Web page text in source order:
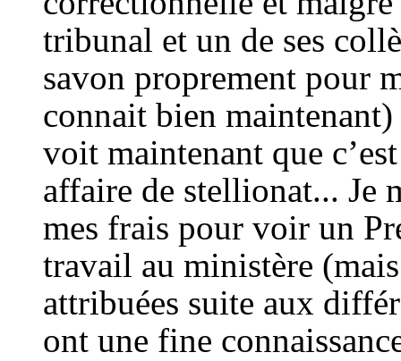
tribunal et un de ses
savon proprement pour
connait bien maintenant)
voit maintenant que
affaire de stellionat... Je
mes frais pour voir un
travail au ministère
attribuées suite aux
ont une fine